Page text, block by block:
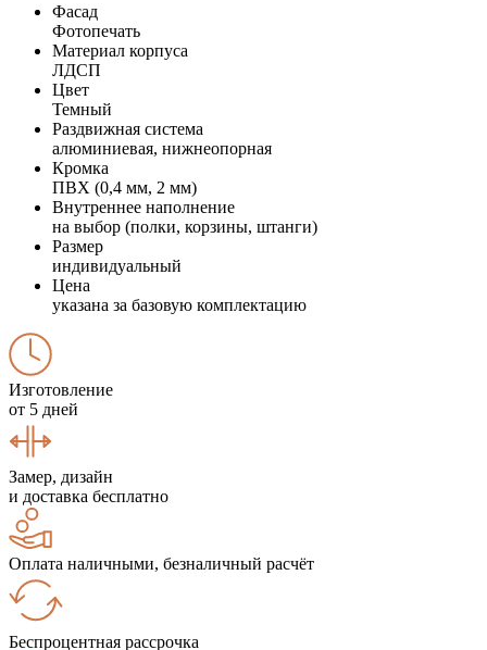
Фасад
Фотопечать
Материал корпуса
ЛДСП
Цвет
Темный
Раздвижная система
алюминиевая, нижнеопорная
Кромка
ПВХ (0,4 мм, 2 мм)
Внутреннее наполнение
на выбор (полки, корзины, штанги)
Размер
индивидуальный
Цена
указана за базовую комплектацию
Изготовление
от 5 дней
Замер, дизайн
и доставка бесплатно
Оплата наличными, безналичный расчёт
Беспроцентная рассрочка